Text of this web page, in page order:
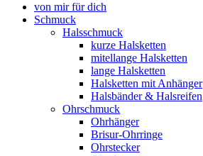
von mir für dich
Schmuck
Halsschmuck
kurze Halsketten
mitellange Halsketten
lange Halsketten
Halsketten mit Anhänger
Halsbänder & Halsreifen
Ohrschmuck
Ohrhänger
Brisur-Ohrringe
Ohrstecker